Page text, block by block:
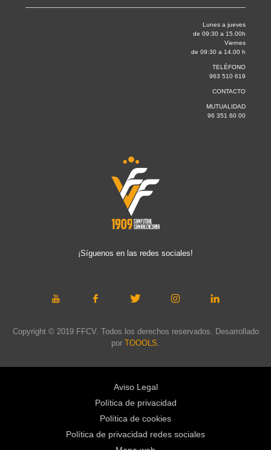
Lunes a jueves
de 09:30 a 15.00h
Viernes
de 09:30 a 14.00 h
TELÉFONO
963 510 619
CONTACTO
MUTUALIDAD
96 351 60 00
¡Síguenos en las redes sociales!
Copyright © 2019 FFCV. Todos los derechos reservados. Desarrollado
por TOOOLS
Aviso Legal
Política de privacidad
Política de cookies
Política de privacidad redes sociales